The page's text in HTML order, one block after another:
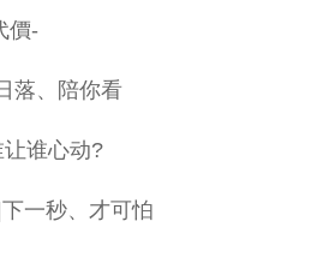
價-
落、陪你看
谁心动?
一秒、才可怕